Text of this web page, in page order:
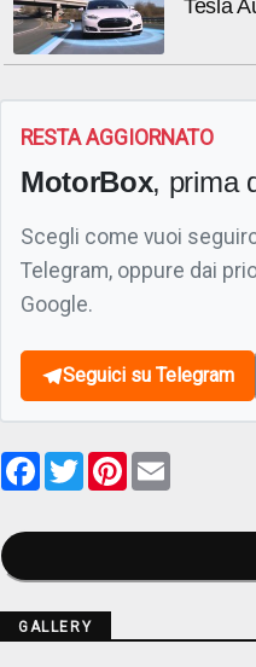
Tesla
RESTA AGGIORNATO
MotorBox, prima
Scegli come vuoi
Telegram, oppure dai
Google.
Seguici su Telegram
Facebook
TwitterPinterest
GALLERY